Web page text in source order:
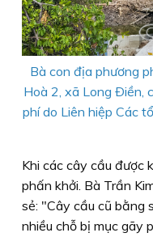
Bà con địa phương
Hoà 2, xã Long Ðiền,
phí do Liên hiệp Các
Khi các cây cầu được
phấn khởi. Bà Trần
sẻ: "Cây cầu cũ bằng
nhiều chỗ bị mục gãy